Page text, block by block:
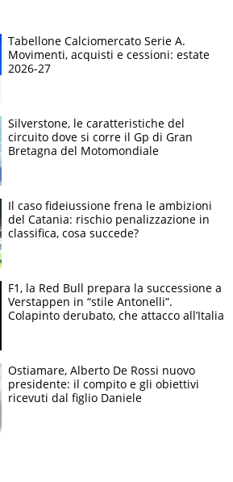
Tabellone Calciomercato Serie A.
Movimenti, acquisti e cessioni: estate
2026-27
Silverstone, le caratteristiche del
circuito dove si corre il Gp di Gran
Bretagna del Motomondiale
Il caso fideiussione frena le ambizioni
del Catania: rischio penalizzazione in
classifica, cosa succede?
F1, la Red Bull prepara la successione a
Verstappen in “stile Antonelli”.
Colapinto derubato, che attacco all’Italia
Ostiamare, Alberto De Rossi nuovo
presidente: il compito e gli obiettivi
ricevuti dal figlio Daniele